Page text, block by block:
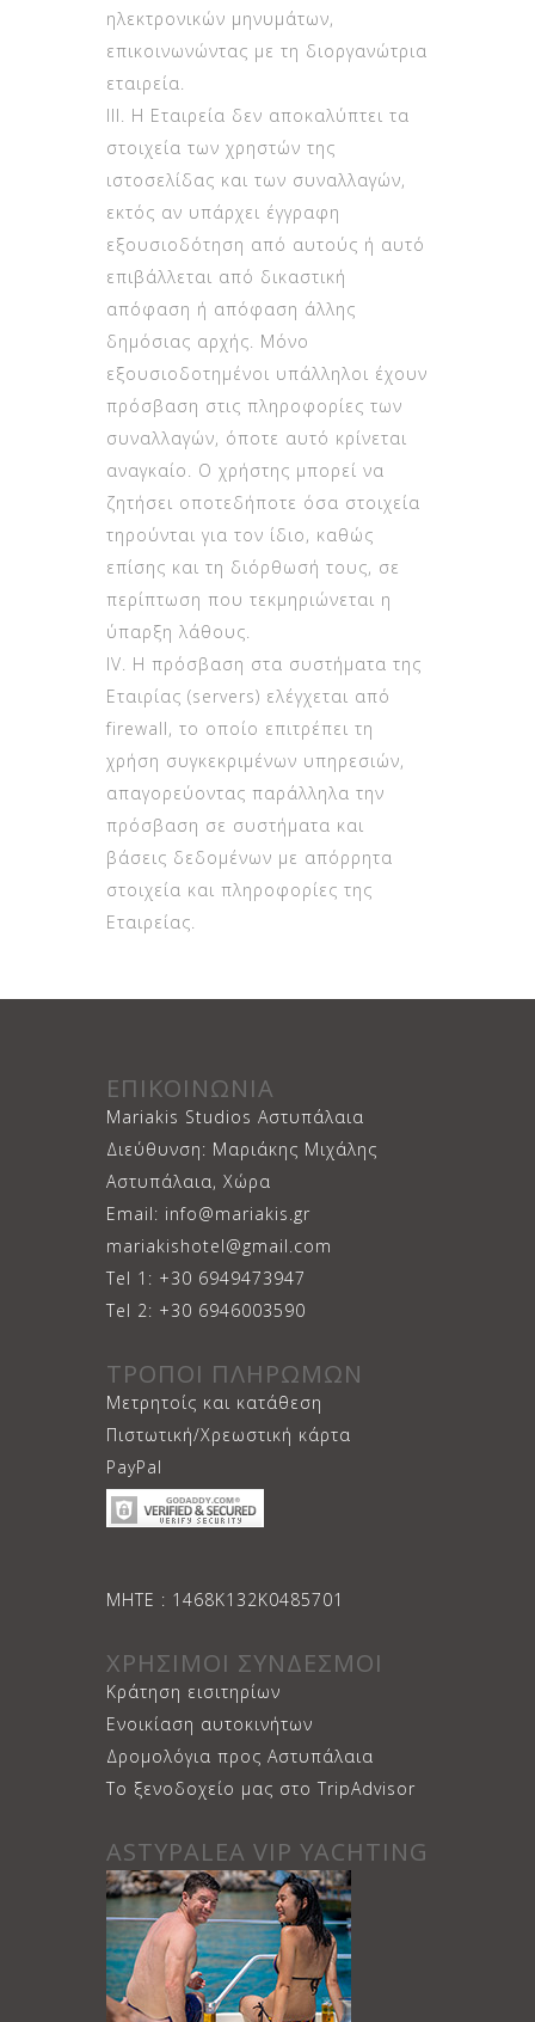
ηλεκτρονικών μηνυμάτων,
επικοινωνώντας με τη διοργανώτρια
εταιρεία.
ΙΙΙ. Η Εταιρεία δεν αποκαλύπτει τα
στοιχεία των χρηστών της
ιστοσελίδας και των συναλλαγών,
εκτός αν υπάρχει έγγραφη
εξουσιοδότηση από αυτούς ή αυτό
επιβάλλεται από δικαστική
απόφαση ή απόφαση άλλης
δημόσιας αρχής. Μόνο
εξουσιοδοτημένοι υπάλληλοι έχουν
πρόσβαση στις πληροφορίες των
συναλλαγών, όποτε αυτό κρίνεται
αναγκαίο. Ο χρήστης μπορεί να
ζητήσει οποτεδήποτε όσα στοιχεία
τηρούνται για τον ίδιο, καθώς
επίσης και τη διόρθωσή τους, σε
περίπτωση που τεκμηριώνεται η
ύπαρξη λάθους.
ΙV. Η πρόσβαση στα συστήματα της
Εταιρίας (servers) ελέγχεται από
firewall, το οποίο επιτρέπει τη
χρήση συγκεκριμένων υπηρεσιών,
απαγορεύοντας παράλληλα την
πρόσβαση σε συστήματα και
βάσεις δεδομένων με απόρρητα
στοιχεία και πληροφορίες της
Εταιρείας.
ΕΠΙΚΟΙΝΩΝΙΑ
Mariakis Studios Αστυπάλαια
Διεύθυνση: Μαριάκης Μιχάλης
Αστυπάλαια, Χώρα
Email: info@mariakis.gr
mariakishotel@gmail.com
Tel 1: +30 6949473947
Tel 2: +30 6946003590
ΤΡΟΠΟΙ ΠΛΗΡΩΜΩΝ
Μετρητοίς και κατάθεση
Πιστωτική/Χρεωστική κάρτα
PayPal
ΜΗΤΕ : 1468Κ132Κ0485701
ΧΡΗΣΙΜΟΙ ΣΥΝΔΕΣΜΟΙ
Κράτηση εισιτηρίων
Ενοικίαση αυτοκινήτων
Δρομολόγια προς Αστυπάλαια
Το ξενοδοχείο μας στο TripAdvisor
ASTYPALEA VIP YACHTING